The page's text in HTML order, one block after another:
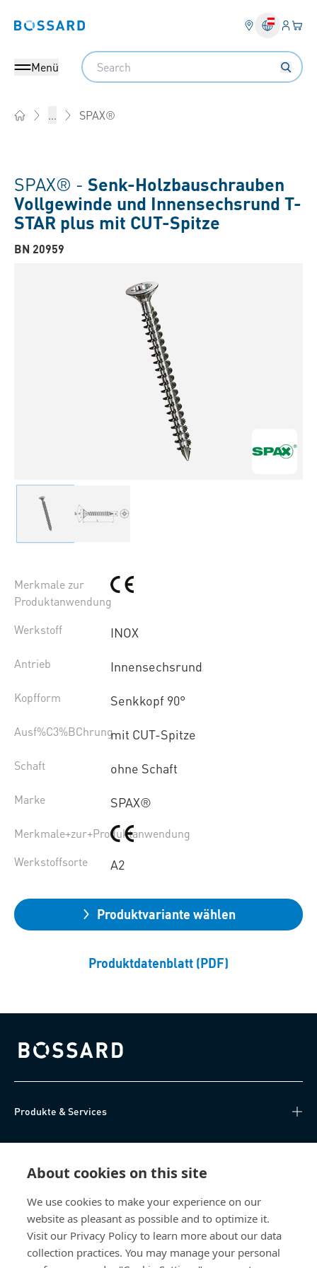
About cookies on this site
We use cookies to make your experience on our
website as pleasant as possible and to optimize it.
Visit our Privacy Policy to learn more about our data
collection practices. You may manage your personal
Bossard homepage Ihr
Menü
Search
... SPAX®
SPAX® - Senk-Holzbauschrauben
Vollgewinde und Innensechsrund T-
STAR plus mit CUT-Spitze
BN 20959
Merkmale zur
Produktanwendung
Werkstoff
INOX
Antrieb Innensechsrund
Kopfform Senkkopf 90°
Ausf%C3%BChrungmit CUT-Spitze
Schaft ohne Schaft
Marke SPAX®
Merkmale+zur+Produktanwendung
Werkstoffsorte
A2
Produktvariante wählen
Produktdatenblatt (PDF)
Bossard homepage
Produkte & Services
Wissen
Über uns
Bossard Österreich